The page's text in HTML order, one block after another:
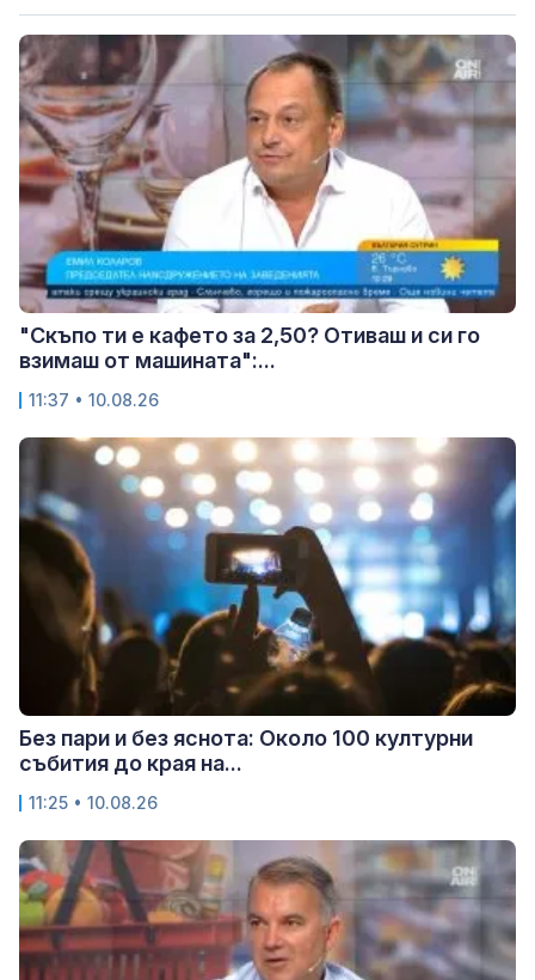
"Скъпо ти е кафето за 2,50? Отиваш и си го
взимаш от машината":...
11:37 • 10.08.26
Без пари и без яснота: Около 100 културни
събития до края на...
11:25 • 10.08.26